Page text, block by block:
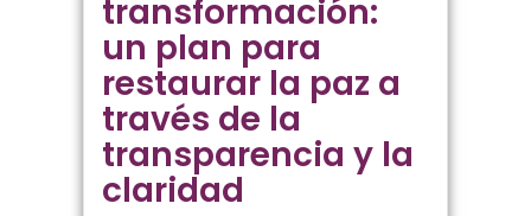
transformación:
un plan para
restaurar la paz a
través de la
transparencia y la
claridad